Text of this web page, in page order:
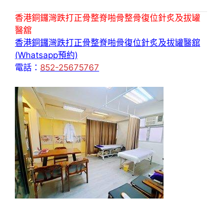
香港銅鑼灣跌打正骨整脊啪骨整骨復位針炙及拔罐
醫舘
香港銅鑼灣跌打正骨整脊啪骨復位針炙及拔罐醫舘
(Whatsapp預約)
電話： 852-25675767